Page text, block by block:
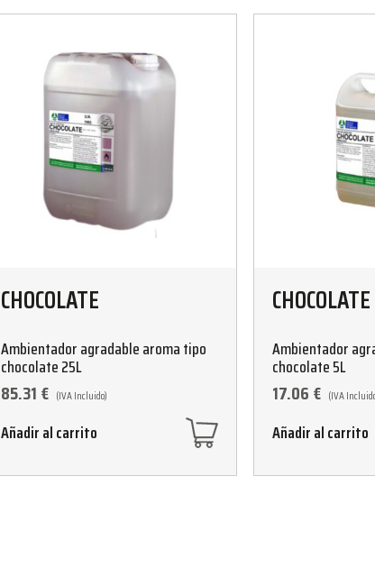
CHOCOLATE
Ambientador agradable aroma tipo
chocolate 25L
85.31€ (IVA Incluido)
Añadir al carrito
CHOCOLATE
Ambientador
chocolate 5L
17.06€ (IVA
Añadir al carrito